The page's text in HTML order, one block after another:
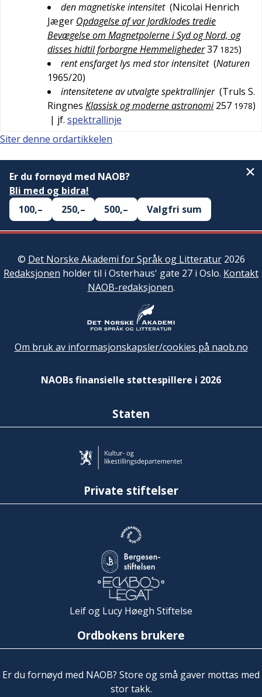
den magnetiske intensitet (Nicolai Henrich
Jæger Opdagelse af vor Jordklodes tredie
Bevægelse om Magnetpolerne i Syd og Nord, og
disses hidtil forborgne Hemmeligheder37 1825)
rent ensfarget lys med stor intensitet (Naturen
1965/20)
intensitetene av utvalgte spektrallinjer (Truls S.
Ringnes Klassisk og moderne astronomi 257 1978)
| jf. spektrallinje
Siter denne ordartikkelen
Er du fornøyd med NAOB?
Bli med og bidra!
100,–
250,– 500,– Valgfri sum
© Det Norske Akademi for Språk og Litteratur2026
Redaksjonen holder til i Osterhaus' gate 27 i Oslo. Kontakt
NAOB-redaksjonen.
Om bruk av informasjonskapsler/cookies på naob.no
NAOBs finansielle støttespillere i 2026
Staten
Private stiftelser
Leif og Lucy Høegh Stiftelse
Ordbokens brukere
Er du fornøyd med NAOB? Store og små gaver mottas med
stor takk.